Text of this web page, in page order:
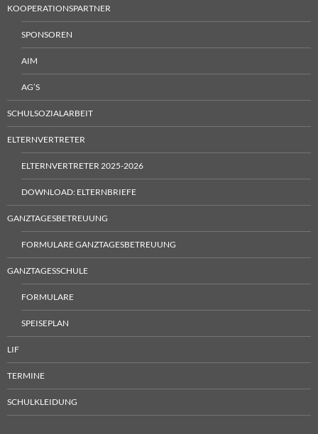
KOOPERATIONSPARTNER
SPONSOREN
AIM
AG’S
SCHULSOZIALARBEIT
ELTERNVERTRETER
ELTERNVERTRETER 2025-2026
DOWNLOAD: ELTERNBRIEFE
GANZTAGESBETREUUNG
FORMULARE GANZTAGESBETREUUNG
GANZTAGESSCHULE
FORMULARE
SPEISEPLAN
LIF
TERMINE
SCHULKLEIDUNG